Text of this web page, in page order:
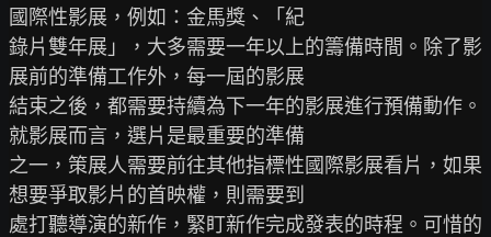
國際性影展，例如：金馬獎、「紀
錄片雙年展」，大多需要一年以上的籌備時間。除了影
展前的準備工作外，每一屆的影展
結束之後，都需要持續為下一年的影展進行預備動作。
就影展而言，選片是最重要的準備
之一，策展人需要前往其他指標性國際影展看片，如果
想要爭取影片的首映權，則需要到
處打聽導演的新作，緊盯新作完成發表的時程。可惜的